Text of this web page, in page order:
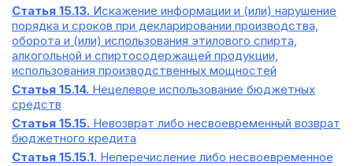
Статья 15.13. Искажение информации и (или) нарушение
порядка и сроков при декларировании производства,
оборота и (или) использования этилового спирта,
алкогольной и спиртосодержащей продукции,
использования производственных мощностей
Статья 15.14. Нецелевое использование бюджетных
средств
Статья 15.15. Невозврат либо несвоевременный возврат
бюджетного кредита
Статья 15.15.1. Неперечисление либо несвоевременное